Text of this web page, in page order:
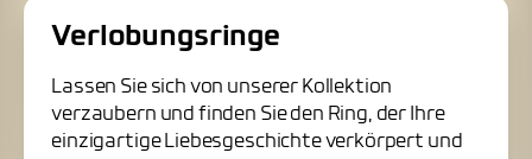
Verlobungsringe
Lassen Sie sich von unserer Kollektion
verzaubern und finden Sie den Ring, der Ihre
einzigartige Liebesgeschichte verkörpert und